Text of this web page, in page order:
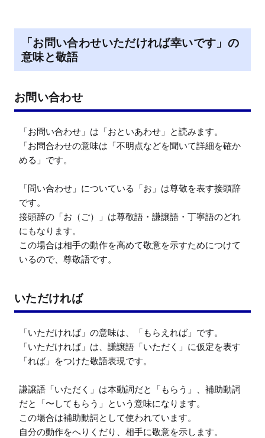
「お問い合わせいただければ幸いです」の
意味と敬語
お問い合わせ
「お問い合わせ」は「おといあわせ」と読みます。
「お問合わせの意味は「不明点などを聞いて詳細を確か
める」です。
「問い合わせ」についている「お」は尊敬を表す接頭辞
です。
接頭辞の「お（ご）」は尊敬語・謙譲語・丁寧語のどれ
にもなります。
この場合は相手の動作を高めて敬意を示すためにつけて
いるので、尊敬語です。
いただければ
「いただければ」の意味は、「もらえれば」です。
「いただければ」は、謙譲語「いただく」に仮定を表す
「れば」をつけた敬語表現です。
謙譲語「いただく」は本動詞だと「もらう」、補助動詞
だと「〜してもらう」という意味になります。
この場合は補助動詞として使われています。
自分の動作をへりくだり、相手に敬意を示します。